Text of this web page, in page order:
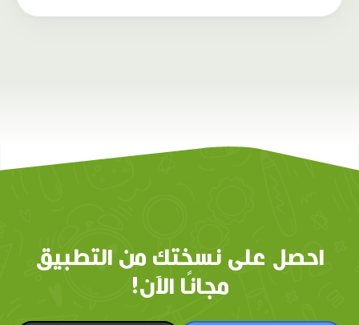
احصل على نسختك من التطبيق
مجانًا الآن!